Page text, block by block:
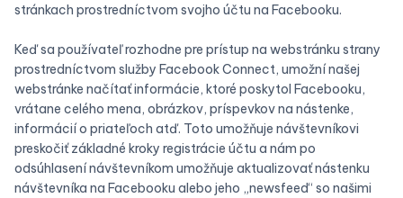
stránkach prostredníctvom svojho účtu na Facebooku.
Keď sa používateľ rozhodne pre prístup na webstránku strany
prostredníctvom služby Facebook Connect, umožní našej
webstránke načítať informácie, ktoré poskytol Facebooku,
vrátane celého mena, obrázkov, príspevkov na nástenke,
informácií o priateľoch atď. Toto umožňuje návštevníkovi
preskočiť základné kroky registrácie účtu a nám po
odsúhlasení návštevníkom umožňuje aktualizovať nástenku
návštevníka na Facebooku alebo jeho „newsfeed“ so našimi